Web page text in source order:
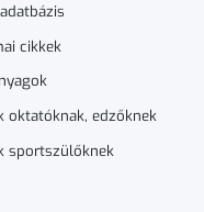
cikkek
oktatóknak, edzőknek
sportszülőknek